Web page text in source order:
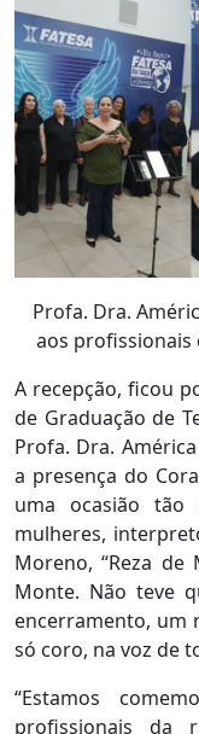
Profa. Dra.
aos profissionais
A recepção, ficou
de Graduação de
Profa. Dra.
a presença do
uma ocasião tão
mulheres,
Moreno, “Reza de
Monte. Não teve
encerramento, um
só coro, na voz de
“Estamos
profissionais da